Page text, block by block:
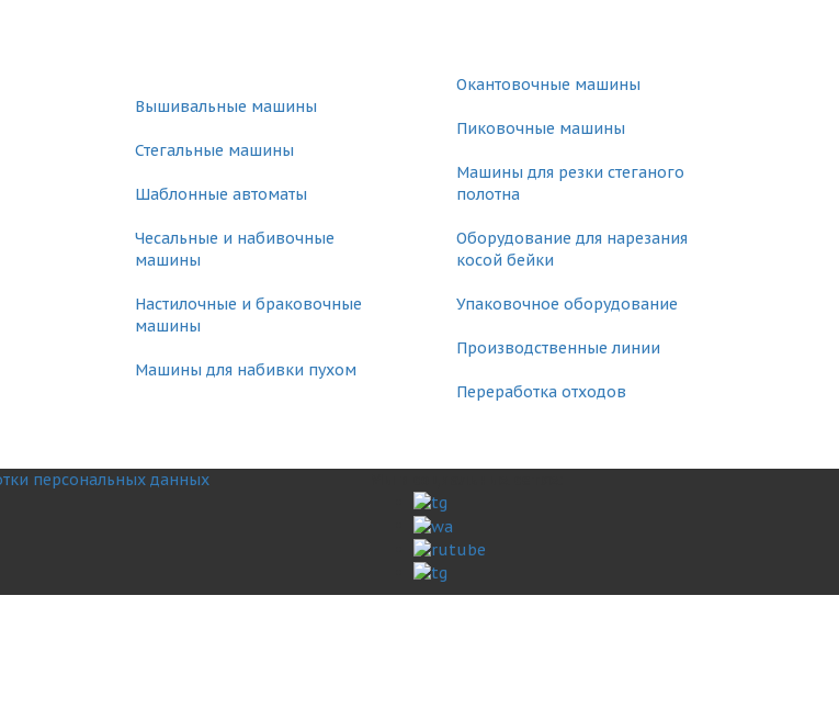
Вышивальные машины
Стегальные машины
Шаблонные автоматы
Чесальные и набивочные
машины
Настилочные и браковочные
машины
Машины для набивки пухом
Окантовочные машины
Пиковочные машины
Машины для резки стеганого
полотна
Оборудование для нарезания
косой бейки
Упаковочное оборудование
Производственные линии
Переработка отходов
персональных данных